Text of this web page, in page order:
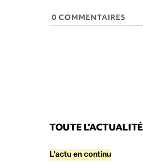
0 COMMENTAIRES
TOUTE L’ACTUALITÉ
L’actu en continu